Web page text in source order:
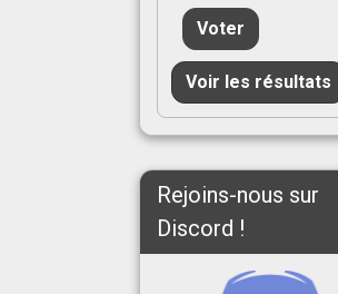
Voter
Voir les résultats
Rejoins-nous sur
Discord !